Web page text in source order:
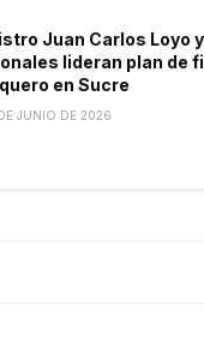
Juan Carlos Loyo
lideran plan de
en Sucre
JUNIO DE 2026